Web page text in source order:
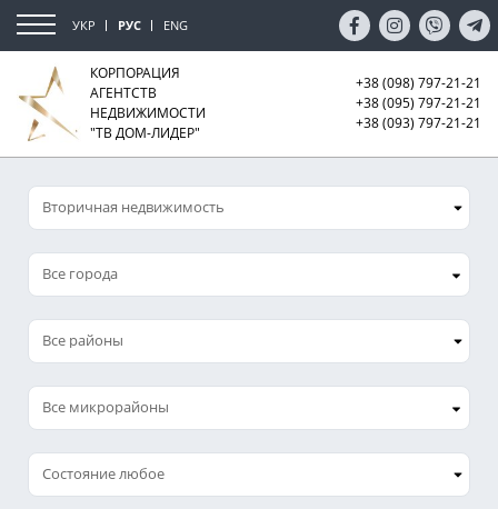
УКР РУС ENG
КОРПОРАЦИЯ
АГЕНТСТВ
НЕДВИЖИМОСТИ
"ТВ ДОМ-ЛИДЕР"
+38 (098) 797-21-21
+38 (095) 797-21-21
+38 (093) 797-21-21
Все города
Все микрорайоны